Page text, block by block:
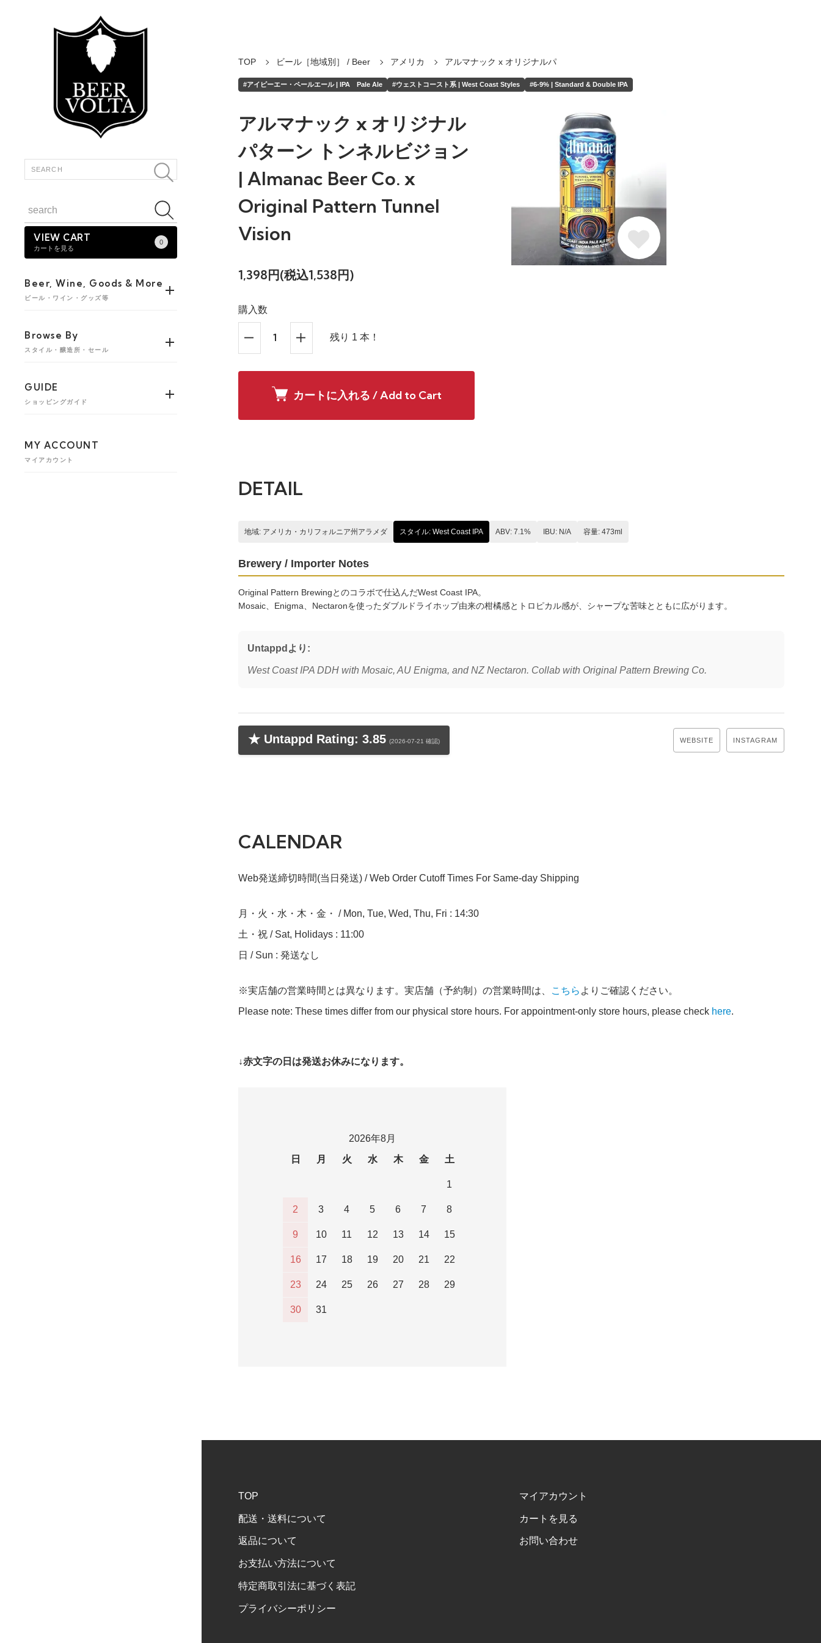
VIEW CART
カートを見る
0
Beer, Wine, Goods & More
ビール・ワイン・グッズ等
Browse By
スタイル・醸造所・セール
GUIDE
ショッピングガイド
MY ACCOUNT
マイアカウント
TOP ビール［地域別］ / Beer アメリカ アルマナック x オリジナルパ
#アイピーエー・ペールエール | IPA Pale Ale #ウェストコースト系 | West Coast Styles #6-9% | Standard & Double IPA
アルマナック x オリジナル
パターン トンネルビジョン
| Almanac Beer Co. x
Original Pattern Tunnel
Vision
1,398円(税込1,538円)
購入数
残り 1 本！
カートに入れる / Add to Cart
DETAIL
地域: アメリカ・カリフォルニア州アラメダ スタイル: West Coast IPA ABV: 7.1% IBU: N/A 容量: 473ml
Brewery / Importer Notes
Original Pattern Brewingとのコラボで仕込んだWest Coast IPA。
Mosaic、Enigma、Nectaronを使ったダブルドライホップ由来の柑橘感とトロピカル感が、シャープな苦味とともに広がります。
Untappdより:
West Coast IPA DDH with Mosaic, AU Enigma, and NZ Nectaron. Collab with Original Pattern Brewing Co.
★ Untappd Rating: 3.85 (2026-07-21 確認) WEBSITE INSTAGRAM
CALENDAR
Web発送締切時間(当日発送) / Web Order Cutoff Times For Same-day Shipping
月・火・水・木・金・ / Mon, Tue, Wed, Thu, Fri : 14:30
土・祝 / Sat, Holidays : 11:00
日 / Sun : 発送なし
※実店舗の営業時間とは異なります。実店舗（予約制）の営業時間は、 こちら よりご確認ください。
Please note: These times differ from our physical store hours. For appointment-only store hours, please check here.
↓赤文字の日は発送お休みになります。
2026年8月
日
月 火 水 木 金 土
1
2 3 4 5 6 7 8
9 10 11 12 13 14 15
16 17 18 19 20 21 22
23 24 25 26 27 28 29
30 31
TOP
配送・送料について
返品について
お支払い方法について
特定商取引法に基づく表記
プライバシーポリシー
マイアカウント
カートを見る
お問い合わせ